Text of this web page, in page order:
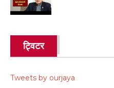
ट्विटर
Tweets by ourjaya